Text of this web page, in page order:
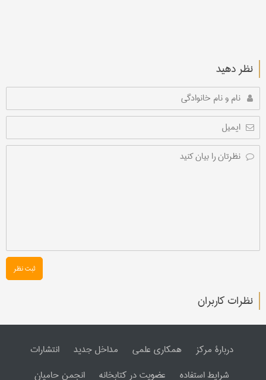
نظر دهید
ثبت نظر
نظرات کاربران
دربارۀ مرکز همکاری علمی مداخل جدید
انتشارات
شرایط استفاده
عضویت در کتابخانه انجمن حامیان